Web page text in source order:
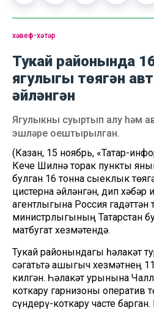
хәвеф-хәтәр
Тукай районында
ягулыгы төягән
әйләнгән
Ягулыкны суыртып алу һәм
эшләре оештырылган.
(Казан, 15 ноябрь, «Татар-
Кече Шилнә торак пункты
булган 16 тонна сыеклык
цистерна әйләнгән, дип хәбәр
агентлыгына Россия
министрлыгының Татарстан
матбугат хезмәтендә.
Тукай районындагы һәлакәт
сәгатьтә ашыгыч хезмәтнең
килгән. Һәлакәт урынына
коткару гарнизоны оператив
сүндерү-коткару часте